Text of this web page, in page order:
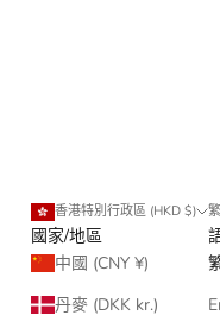
香港特別行政區 (HKD $)
國家/地區
中國 (CNY ¥)
丹麥 (DKK kr.)